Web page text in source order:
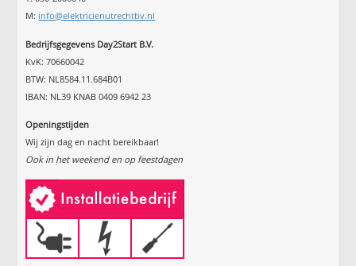
M: info@elektricienutrechtbv.nl
Bedrijfsgegevens Day2Start B.V.
KvK: 70660042
BTW: NL8584.11.684B01
IBAN: NL39 KNAB 0409 6942 23
Openingstijden
Wij zijn dag en nacht bereikbaar!
Ook in het weekend en op feestdagen